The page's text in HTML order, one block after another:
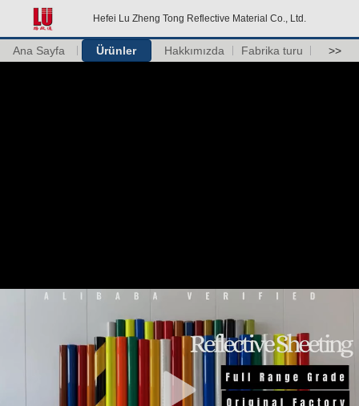
Hefei Lu Zheng Tong Reflective Material Co., Ltd.
Ana Sayfa Ürünler Hakkımızda Fabrika turu >>